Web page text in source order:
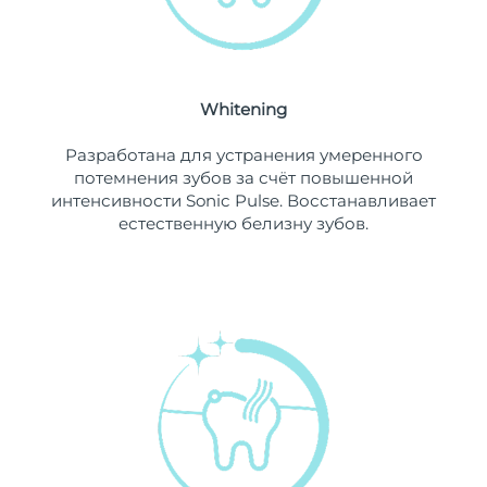
Whitening
Разработана для устранения умеренного
потемнения зубов за счёт повышенной
интенсивности Sonic Pulse. Восстанавливает
естественную белизну зубов.
Ожидаемая дата доставки
Люксембург
Ожидаемая дата доставки
8/9/26
Макао (САР)
Ожидаемая дата доставки
Ожидаемая дата доставки
Ожидаемая дата доставки
Ожидаемая дата доставки